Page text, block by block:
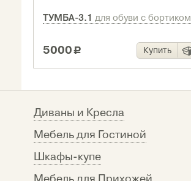
ТУМБА-3.1 для обуви с бортиком
5000 c Купить
Диваны и Кресла
Мебель для Гостиной
Шкафы-купе